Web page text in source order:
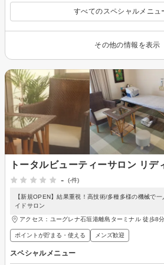
すべてのスペシャルメニュ
その他の情報を表示
トータルビューティーサロン リデ
-
(-件)
【新規OPEN】結果重視！高技術/多種多様の機械で
イドサロン
アクセス：ユーグレナ石垣港離島ターミナル 徒歩8分
ポイントが貯まる・使える メンズ歓迎
スペシャルメニュー